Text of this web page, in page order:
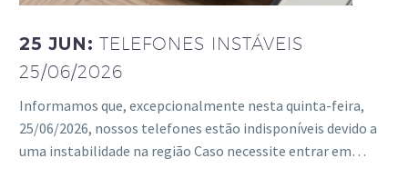
25 JUN: TELEFONES INSTÁVEIS
25/06/2026
Informamos que, excepcionalmente nesta quinta-feira,
25/06/2026, nossos telefones estão indisponíveis devido a
uma instabilidade na região Caso necessite entrar em…